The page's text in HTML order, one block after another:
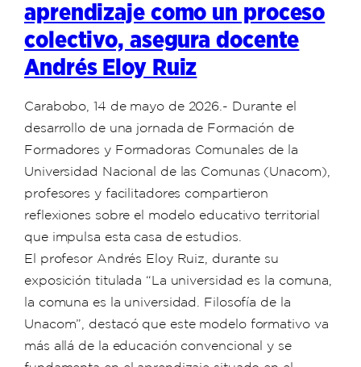
aprendizaje como un proceso
colectivo, asegura docente
Andrés Eloy Ruiz
Carabobo, 14 de mayo de 2026.- Durante el
desarrollo de una jornada de Formación de
Formadores y Formadoras Comunales de la
Universidad Nacional de las Comunas (Unacom),
profesores y facilitadores compartieron
reflexiones sobre el modelo educativo territorial
que impulsa esta casa de estudios.
El profesor Andrés Eloy Ruiz, durante su
exposición titulada “La universidad es la comuna,
la comuna es la universidad. Filosofía de la
Unacom”, destacó que este modelo formativo va
más allá de la educación convencional y se